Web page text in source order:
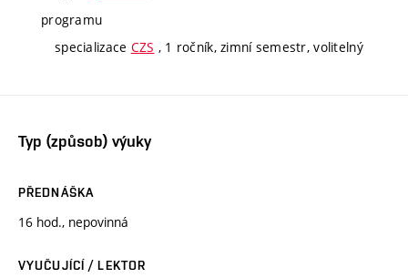
programu
specializace CZS , 1 ročník, zimní semestr, volitelný
Typ (způsob) výuky
PŘEDNÁŠKA
16 hod., nepovinná
VYUČUJÍCÍ / LEKTOR